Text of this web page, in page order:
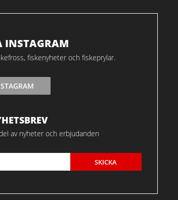
INSTAGRAM
fiskenyheter och fiskeprylar.
av nyheter och erbjudanden
SKICKA